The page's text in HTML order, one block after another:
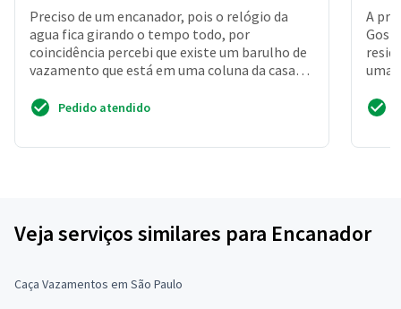
Preciso de um encanador, pois o relógio da
agua fica girando o tempo todo, por
coincidência percebi que existe um barulho de
vazamento que está em uma coluna da casa
Pedido atendido
A
uma
Veja serviços similares para Encanador
Caça Vazamentos em São Paulo